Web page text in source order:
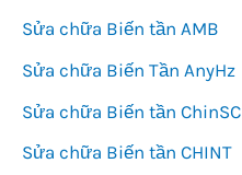
Sửa chữa Biến tần AMB
Sửa chữa Biến Tần AnyHz
Sửa chữa Biến tần ChinSC
Sửa chữa Biến tần CHINT